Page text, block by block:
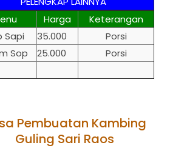
Harga
Keterangan
Sapi
35.000
Porsi
Sop
25.000 Porsi
Pembuatan Kambing
Guling Sari Raos